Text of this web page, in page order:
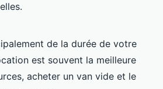
de la durée de votre
est souvent la meilleure
acheter un van vide et le